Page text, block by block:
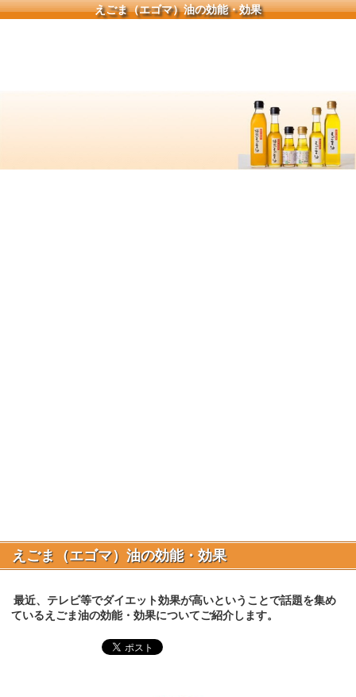
えごま（エゴマ）油の効能・効果
えごま（エゴマ）油の効能・効果
最近、テレビ等でダイエット効果が高いということで話題を集め
ているえごま油の効能・効果についてご紹介します。